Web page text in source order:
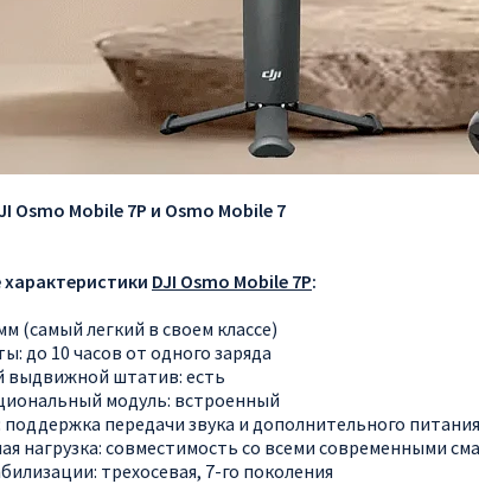
Osmo Mobile 7P и Osmo Mobile 7
характеристики DJI Osmo Mobile 7P:
(самый легкий в своем классе)
до 10 часов от одного заряда
выдвижной штатив: есть
модуль: встроенный
поддержка передачи звука и дополнительного питания
нагрузка: совместимость со всеми современными
трехосевая, 7-го поколения